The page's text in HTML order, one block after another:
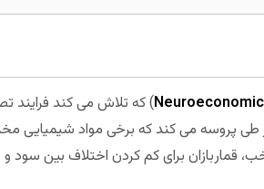
) که تلاش می کند فرایند
پروسه می کند که برخی مواد شیمیایی
برای کم کردن اختلاف بین سود و